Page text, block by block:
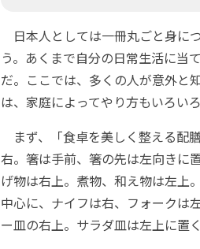
日本人としては一冊丸ごと身に
う。あくまで自分の日常生活に当
だ。ここでは、多くの人が意外と
は、家庭によってやり方もいろい
まず、「食卓を美しく整える配
右。箸は手前、箸の先は左向きに
げ物は右上。煮物、和え物は左上
中心に、ナイフは右、フォークは
ー皿の右上。サラダ皿は左上に置く